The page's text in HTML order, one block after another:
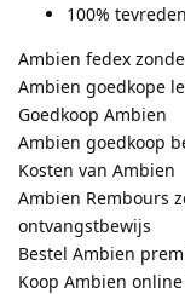
100%
Ambien fedex
Ambien goedkope
Goedkoop Ambien
Ambien goedkoop
Kosten van Ambien
Ambien Rembours
ontvangstbewijs
Bestel Ambien
Koop Ambien online